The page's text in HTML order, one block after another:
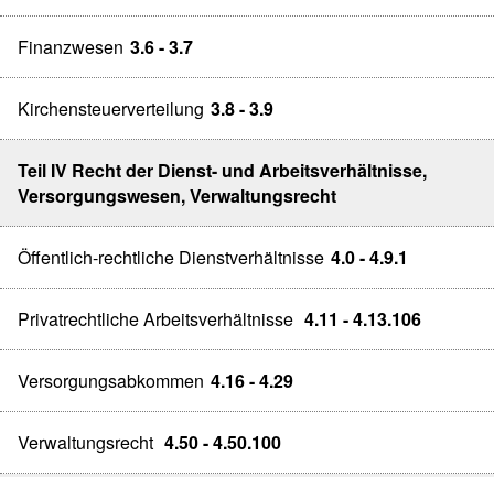
Finanzwesen 3.6 - 3.7
Kirchensteuerverteilung 3.8 - 3.9
Teil IV Recht der Dienst- und Arbeitsverhältnisse,
Versorgungswesen, Verwaltungsrecht
Öffentlich-rechtliche Dienstverhältnisse 4.0 - 4.9.1
Privatrechtliche Arbeitsverhältnisse 4.11 - 4.13.106
Versorgungsabkommen 4.16 - 4.29
Verwaltungsrecht 4.50 - 4.50.100